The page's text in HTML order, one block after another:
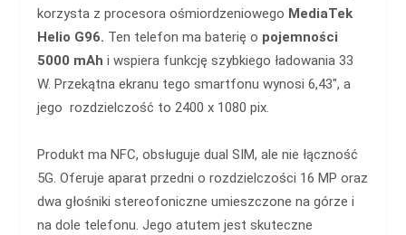
korzysta z procesora ośmiordzeniowego MediaTek
Helio G96. Ten telefon ma baterię o pojemności
5000 mAh i wspiera funkcję szybkiego ładowania 33
W. Przekątna ekranu tego smartfonu wynosi 6,43", a
jego rozdzielczość to 2400 x 1080 pix.
Produkt ma NFC, obsługuje dual SIM, ale nie łączność
5G. Oferuje aparat przedni o rozdzielczości 16 MP oraz
dwa głośniki stereofoniczne umieszczone na górze i
na dole telefonu. Jego atutem jest skuteczne